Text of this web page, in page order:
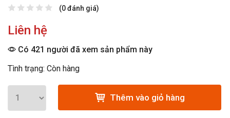
(0 đánh giá)
Liên hệ
Có 421 người đã xem sản phẩm này
Tình trạng: Còn hàng
Thêm vào giỏ hàng